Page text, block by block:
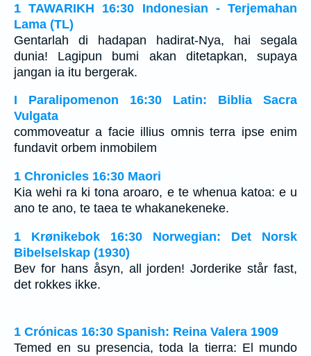
1 TAWARIKH 16:30 Indonesian - Terjemahan
Lama (TL)
Gentarlah di hadapan hadirat-Nya, hai segala
dunia! Lagipun bumi akan ditetapkan, supaya
jangan ia itu bergerak.
I Paralipomenon 16:30 Latin: Biblia Sacra
Vulgata
commoveatur a facie illius omnis terra ipse enim
fundavit orbem inmobilem
1 Chronicles 16:30 Maori
Kia wehi ra ki tona aroaro, e te whenua katoa: e u
ano te ano, te taea te whakanekeneke.
1 Krønikebok 16:30 Norwegian: Det Norsk
Bibelselskap (1930)
Bev for hans åsyn, all jorden! Jorderike står fast,
det rokkes ikke.
1 Crónicas 16:30 Spanish: Reina Valera 1909
Temed en su presencia, toda la tierra: El mundo